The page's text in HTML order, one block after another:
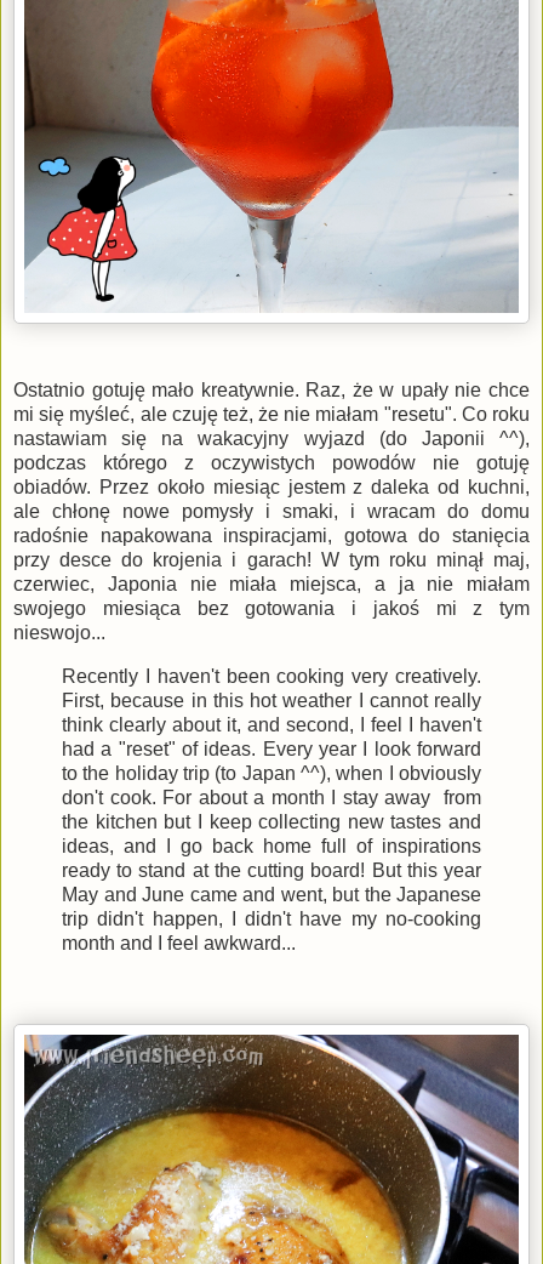
Ostatnio gotuję mało kreatywnie. Raz, że w upały nie chce
mi się myśleć, ale czuję też, że nie miałam "resetu". Co roku
nastawiam się na wakacyjny wyjazd (do Japonii ^^),
podczas którego z oczywistych powodów nie gotuję
obiadów. Przez około miesiąc jestem z daleka od kuchni,
ale chłonę nowe pomysły i smaki, i wracam do domu
radośnie napakowana inspiracjami, gotowa do stanięcia
przy desce do krojenia i garach! W tym roku minął maj,
czerwiec, Japonia nie miała miejsca, a ja nie miałam
swojego miesiąca bez gotowania i jakoś mi z tym
nieswojo...
Recently I haven't been cooking very creatively.
First, because in this hot weather I cannot really
think clearly about it, and second, I feel I haven't
had a "reset" of ideas. Every year I look forward
to the holiday trip (to Japan ^^), when I obviously
don't cook. For about a month I stay away from
the kitchen but I keep collecting new tastes and
ideas, and I go back home full of inspirations
ready to stand at the cutting board! But this year
May and June came and went, but the Japanese
trip didn't happen, I didn't have my no-cooking
month and I feel awkward...